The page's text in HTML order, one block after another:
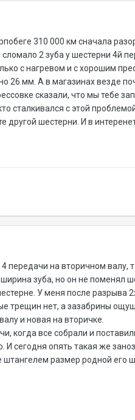
310 000 км сначала
2 зуба у шестерни 4й
с нагревом и с хорошим
26 мм. А в магазинах везде
сказали, что мы тебе
сталкивался с этой
шестерни. И в
на вторичном валу,
зуба, но он не поменял
У меня после разрыва
трещин нет, а зазабрины
и новая на вторичке.
когда все собрали и
сегодня опять такая же
размер родной его